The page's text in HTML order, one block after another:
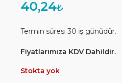
40,24₺
Termin süresi 30 iş günüdür.
Fiyatlarımıza KDV Dahildir.
Stokta yok